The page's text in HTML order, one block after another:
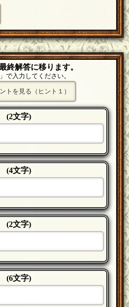
終解答に移ります。
で入力してください。
トを見る（ヒント１）
(2文字)
(4文字)
(2文字)
(6文字)